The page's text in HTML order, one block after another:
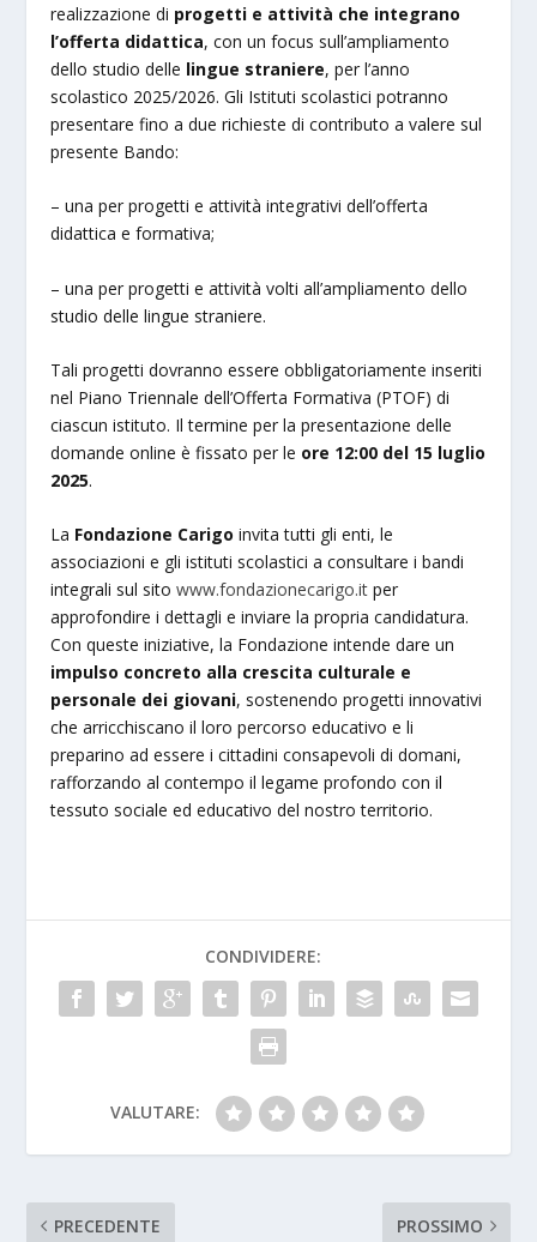
realizzazione di progetti e attività che integrano
l’offerta didattica, con un focus sull’ampliamento
dello studio delle lingue straniere, per l’anno
scolastico 2025/2026. Gli Istituti scolastici potranno
presentare fino a due richieste di contributo a valere sul
presente Bando:
– una per progetti e attività integrativi dell’offerta
didattica e formativa;
– una per progetti e attività volti all’ampliamento dello
studio delle lingue straniere.
Tali progetti dovranno essere obbligatoriamente inseriti
nel Piano Triennale dell’Offerta Formativa (PTOF) di
ciascun istituto. Il termine per la presentazione delle
domande online è fissato per le ore 12:00 del 15 luglio
2025.
La Fondazione Carigo invita tutti gli enti, le
associazioni e gli istituti scolastici a consultare i bandi
integrali sul sito www.fondazionecarigo.itper
approfondire i dettagli e inviare la propria candidatura.
Con queste iniziative, la Fondazione intende dare un
impulso concreto alla crescita culturale e
personale dei giovani, sostenendo progetti innovativi
che arricchiscano il loro percorso educativo e li
preparino ad essere i cittadini consapevoli di domani,
rafforzando al contempo il legame profondo con il
tessuto sociale ed educativo del nostro territorio.
CONDIVIDERE:
VALUTARE:
PRECEDENTE PROSSIMO